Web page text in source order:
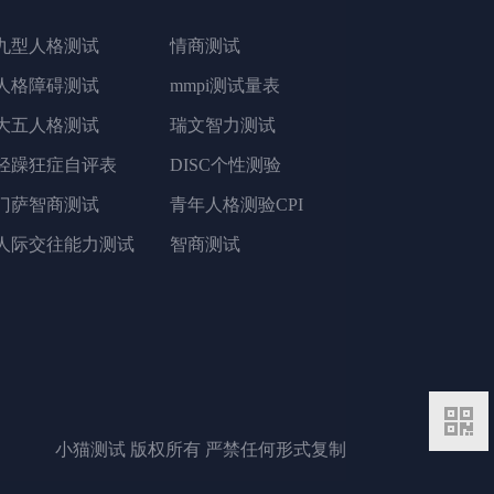
型人格测试 情商测试
格障碍测试 mmpi测试量表
五人格测试 瑞文智力测试
躁狂症自评表 DISC个性测验
萨智商测试 青年人格测验CPI
际交往能力测试 智商测试
小猫测试 版权所有 严禁任何形式复制